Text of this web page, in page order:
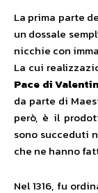
La prima parte
un dossale
nicchie con
La cui
Pace di
da parte di
però, è il
sono succeduti
che ne hanno
Nel 1316, fu